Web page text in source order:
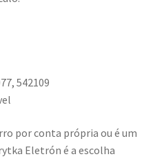
542109
por conta própria ou é um
Eletrón é a escolha